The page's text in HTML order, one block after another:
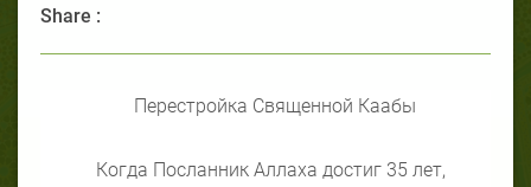
Share :
Перестройка Священной Каабы
Когда Посланник Аллаха достиг 35 лет,